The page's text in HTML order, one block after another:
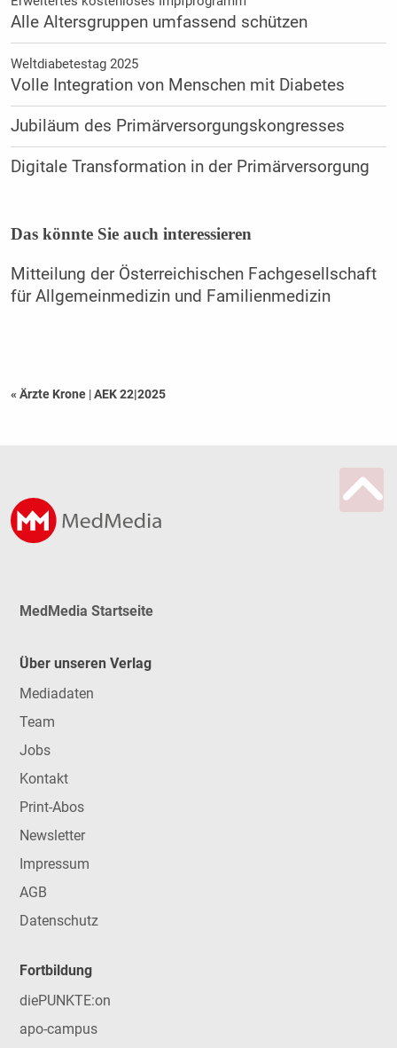
Alle Altersgruppen umfassend schützen
Weltdiabetestag 2025
Volle Integration von Menschen mit Diabetes
Jubiläum des Primärversorgungskongresses
Digitale Transformation in der Primärversorgung
Das könnte Sie auch interessieren
Mitteilung der Österreichischen Fachgesellschaft
für Allgemeinmedizin und Familienmedizin
« Ärzte Krone |AEK 22|2025
MedMedia Startseite
Über unseren Verlag
Mediadaten
Team
Jobs
Kontakt
Print-Abos
Newsletter
Impressum
AGB
Datenschutz
Fortbildung
diePUNKTE:on
apo-campus